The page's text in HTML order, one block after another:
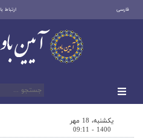
فارسی ارتباط
یکشنبه، 18 مهر
1400 - 09:11